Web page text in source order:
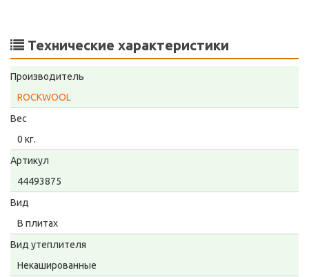
Технические характеристики
Производитель
ROCKWOOL
Вес
0 кг.
Артикул
44493875
Вид
В плитах
Вид утеплителя
Некашированные